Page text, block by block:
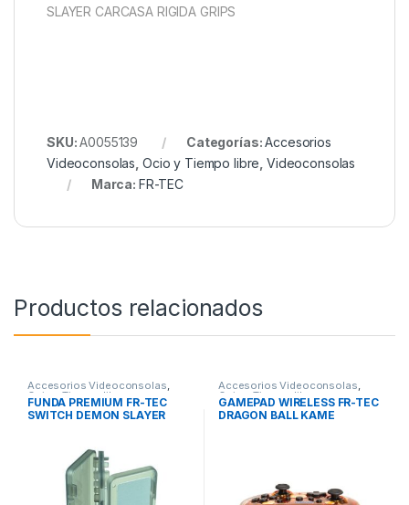
SLAYER CARCASA RIGIDA GRIPS
SKU:A0055139 Categorías:Accesorios
Videoconsolas Ocio y Tiempo libre Videoconsolas
Marca: FR-TEC
Productos relacionados
Accesorios Videoconsolas,
Ocio y Tiempo libre ,
Videoconsolas
FUNDA PREMIUM FR-TEC
SWITCH DEMON SLAYER
Accesorios Videoconsolas,
Ocio y Tiempo libre,
Videoconsolas
GAMEPAD WIRELESS FR-TEC
DRAGON BALL KAME